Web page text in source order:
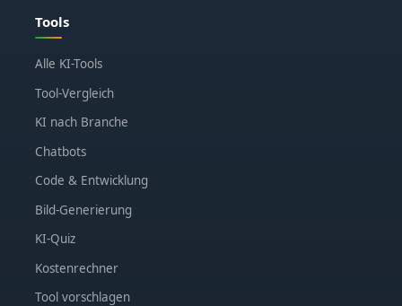
Tools
Alle KI-Tools
Tool-Vergleich
KI nach Branche
Chatbots
Code & Entwicklung
Bild-Generierung
KI-Quiz
Kostenrechner
Tool vorschlagen